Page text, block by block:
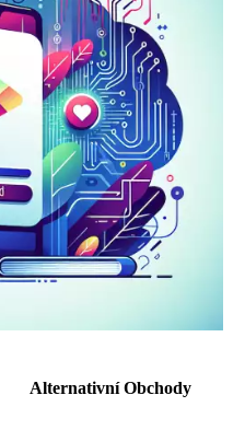
Alternativní Obchody